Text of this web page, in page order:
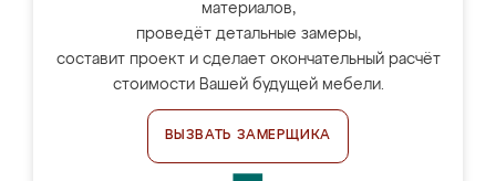
материалов,
проведёт детальные замеры,
составит проект и сделает окончательный расчёт
стоимости Вашей будущей мебели.
ВЫЗВАТЬ ЗАМЕРЩИКА